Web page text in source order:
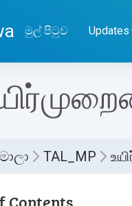
මුල් පිටුව Updates
TAL_MP
Contents